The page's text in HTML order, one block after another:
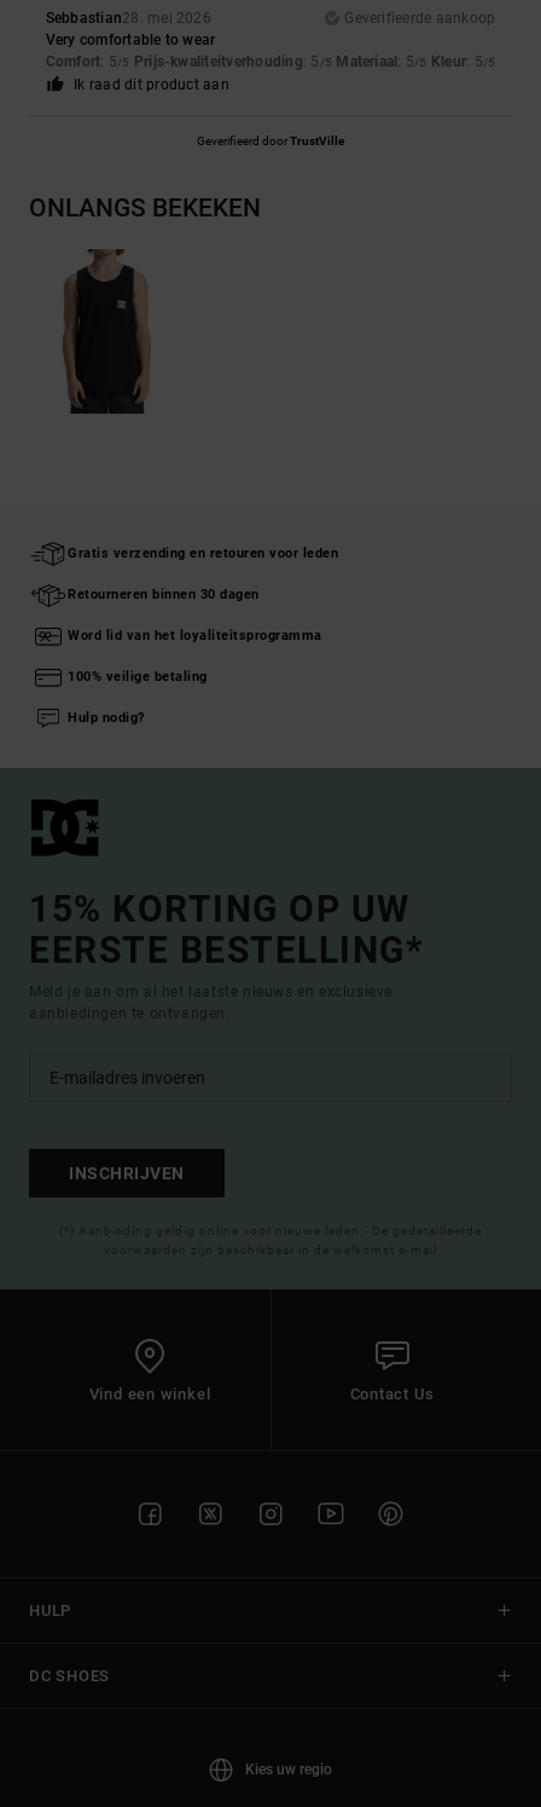
Sebbastian28. mei 2026
Geverifieerde aankoop
Very comfortable to wear
Comfort: 5/5 Prijs-kwaliteitverhouding: 5 /5 Materiaal : 5/5 Kleur: 5/5
Ik raad dit product aan
Geverifieerd doorTrustVille
ONLANGS BEKEKEN
Gratis verzending en retouren voor leden
Retourneren binnen 30 dagen
Word lid van het loyaliteitsprogramma
100% veilige betaling
Hulp nodig?
15% KORTING OP UW
EERSTE BESTELLING*
Meld je aan om al het laatste nieuws en exclusieve
aanbiedingen te ontvangen.
INSCHRIJVEN
(*) Aanbieding geldig online voor nieuwe leden - De gedetailleerde
voorwaarden zijn beschikbaar in de welkomst e-mail
Vind een winkel Contact Us
HULP
DC SHOES
Kies uw regio